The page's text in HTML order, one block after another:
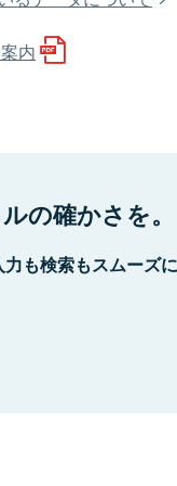
内
の確かさを。
も検索もスムーズ